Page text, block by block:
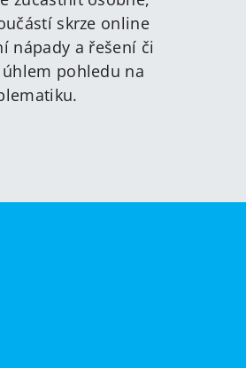
skrze online
nápady a řešení či
pohledu na